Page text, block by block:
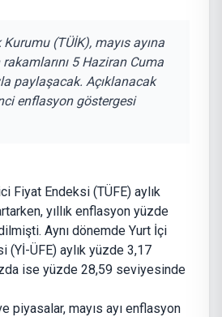
(TÜİK), mayıs ayına
5 Haziran Cuma
paylaşacak. Açıklanacak
enflasyon göstergesi
Fiyat Endeksi (TÜFE) aylık
yıllık enflasyon yüzde
Aynı dönemde Yurt İçi
(Yİ-ÜFE) aylık yüzde 3,17
ise yüzde 28,59 seviyesinde
piyasalar, mayıs ayı enflasyon